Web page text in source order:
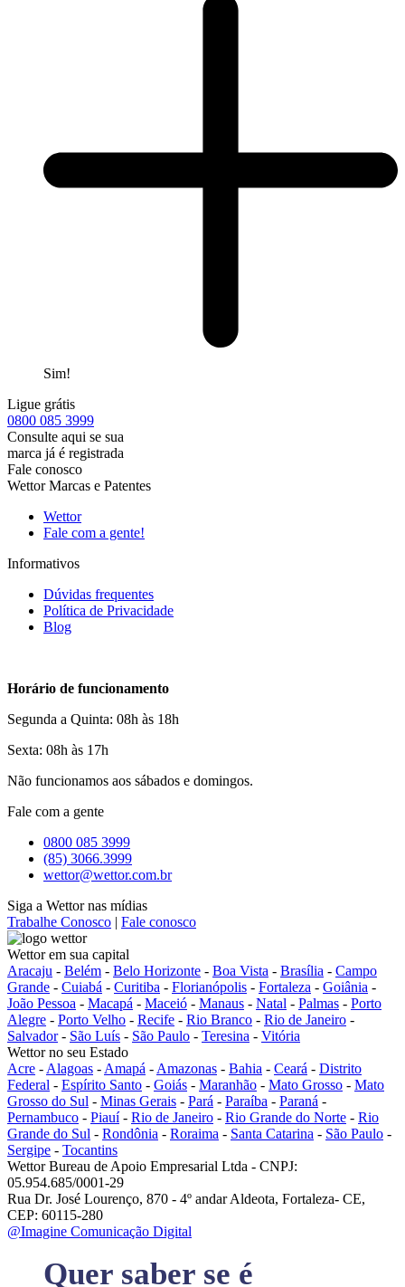
Sim!
Ligue grátis
0800 085 3999
Consulte aqui se sua
marca já é registrada
Fale conosco
Wettor Marcas e Patentes
Wettor
Fale com a gente!
Informativos
Dúvidas frequentes
Política de Privacidade
Blog
Horário de funcionamento
Segunda a Quinta: 08h às 18h
Sexta: 08h às 17h
Não funcionamos aos sábados e domingos.
Fale com a gente
0800 085 3999
(85) 3066.3999
wettor@wettor.com.br
Siga a Wettor nas mídias
Trabalhe Conosco | Fale conosco
Wettor em sua capital
Aracaju - Belém - Belo Horizonte - Boa Vista - Brasília - Campo
Grande - Cuiabá - Curitiba - Florianópolis - Fortaleza - Goiânia -
João Pessoa - Macapá - Maceió - Manaus - Natal - Palmas - Porto
Alegre - Porto Velho - Recife - Rio Branco - Rio de Janeiro -
Salvador- São Luís - São Paulo - Teresina - Vitória
Wettor no seu Estado
Acre - Alagoas - Amapá - Amazonas - Bahia - Ceará - Distrito
Federal - Espírito Santo - Goiás - Maranhão - Mato Grosso - Mato
Grosso do Sul - Minas Gerais - Pará - Paraíba - Paraná -
Pernambuco - Piauí- Rio de Janeiro - Rio Grande do Norte - Rio
Grande do Sul - Rondônia - Roraima - Santa Catarina - São Paulo -
Sergipe - Tocantins
Wettor Bureau de Apoio Empresarial Ltda - CNPJ:
05.954.685/0001-29
Rua Dr. José Lourenço, 870 - 4º andar Aldeota, Fortaleza- CE,
CEP: 60115-280
@Imagine Comunicação Digital
Quer saber se é